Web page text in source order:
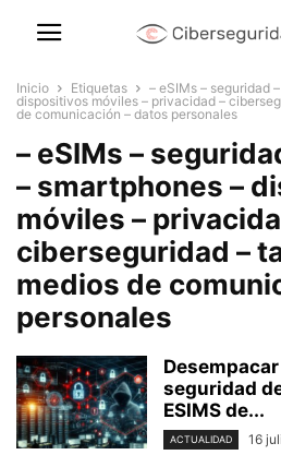
Inicio Etiquetas
– eSIMs – seguridad
dispositivos móviles – privacidad –
de comunicación – datos personales
– eSIMs –
– smartphones –
móviles –
ciberseguridad –
medios de
personales
seguridad
ESIMS de...
ACTUALIDAD 16